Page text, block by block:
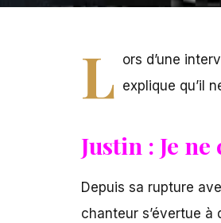
L ors d’une
explique qu’il
Justin : Je
Depuis sa rupture
chanteur s’évertue